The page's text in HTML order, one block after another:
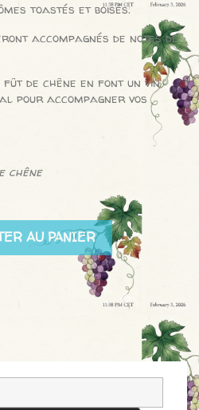
toastés et boisés.
accompagnés de notes de
fût de chêne en font un vin
pour accompagner vos
chêne
AU PANIER